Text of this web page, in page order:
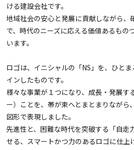
ける建設会社です。
地域社会の安心と発展に貢献しながら、
で、時代のニーズに応える価値あるもの
います。
ロゴは、イニシャルの「NS」を、ひと
インしたものです。
様々な事業が１つになり、成長・発展す
ー）ことを、帯が束へとまとまりながら
図形で表現しました。
先進性と、困難な時代を突破する「自走
せる、スマートかつ力のあるロゴに仕上